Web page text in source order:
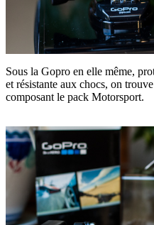
Sous la Gopro en elle même,
et résistante aux chocs, on
composant le pack Motorsport.